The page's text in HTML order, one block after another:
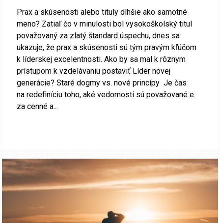
Prax a skúsenosti alebo tituly dlhšie ako samotné
meno? Zatiaľ čo v minulosti bol vysokoškolský titul
považovaný za zlatý štandard úspechu, dnes sa
ukazuje, že prax a skúsenosti sú tým pravým kľúčom
k líderskej excelentnosti. Ako by sa mal k rôznym
prístupom k vzdelávaniu postaviť Líder novej
generácie? Staré dogmy vs. nové princípy Je čas
na redefiníciu toho, aké vedomosti sú považované e
za cenné a...